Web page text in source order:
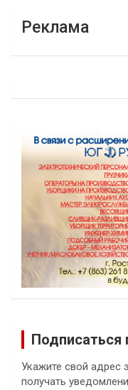
Реклама
Подписаться
Укажите свой адрес
получать